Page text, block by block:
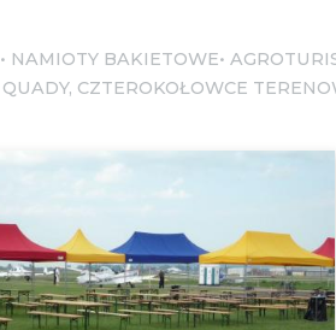
NAMIOTY BAKIETOWE
QUADY, CZTEROKOŁOWCE